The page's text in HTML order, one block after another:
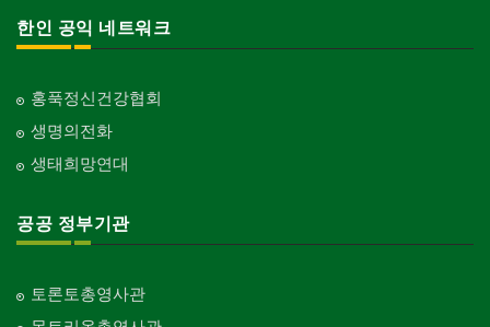
한인 공익 네트워크
홍푹정신건강협회
생명의전화
생태희망연대
공공 정부기관
토론토총영사관